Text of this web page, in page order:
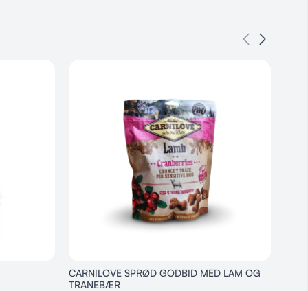
%
%
CARNILOVE SPRØD GODBID MED LAM OG
TRANEBÆR